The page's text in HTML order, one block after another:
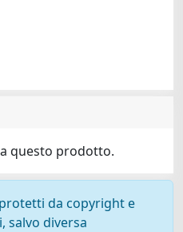
questo prodotto.
da copyright e
salvo diversa